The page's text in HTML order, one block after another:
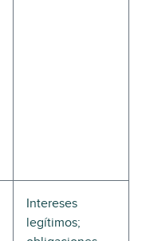
Intereses
legítimos;